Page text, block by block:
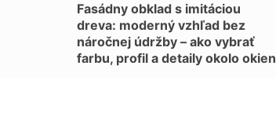
Fasádny obklad s imitáciou
dreva: moderný vzhľad bez
náročnej údržby – ako vybrať
farbu, profil a detaily okolo okien